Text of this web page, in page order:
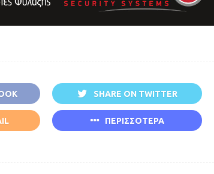
SHARE ON TWITTER
ΠΕΡΙΣΣΟΤΕΡΑ